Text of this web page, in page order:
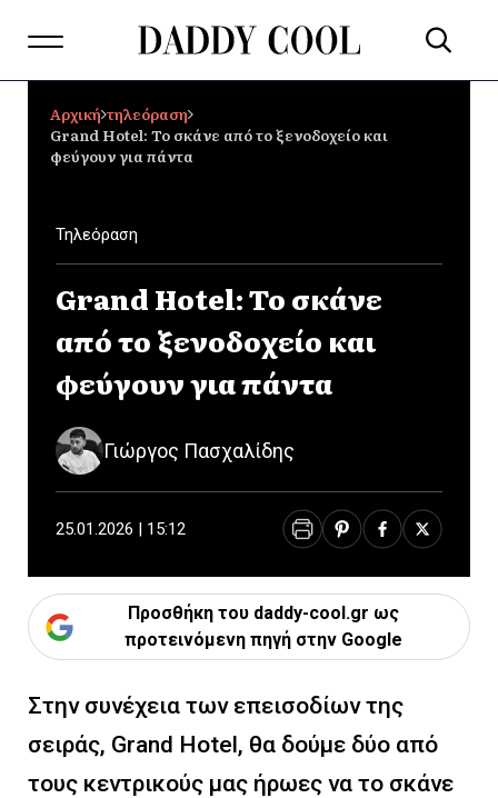
Αρχική τηλεόραση
Grand Hotel: Το σκάνε από το ξενοδοχείο και
φεύγουν για πάντα
Τηλεόραση
Grand Hotel: Το σκάνε
από το ξενοδοχείο και
φεύγουν για πάντα
Γιώργος Πασχαλίδης
25.01.2026 | 15:12
Προσθήκη του daddy-cool.gr ως
προτεινόμενη πηγή στην Google
Στην συνέχεια των επεισοδίων της
σειράς, Grand Hotel, θα δούμε δύο από
τους κεντρικούς μας ήρωες να το σκάνε